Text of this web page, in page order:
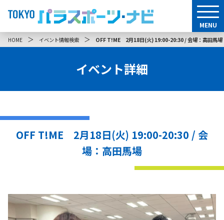
MENU
HOME ＞ イベント情報検索 ＞ OFF T!ME 2月18日(火) 19:00-20:30 / 会場：高田馬場
イベント詳細
OFF T!ME 2月18日(火) 19:00-20:30 / 会
場：高田馬場